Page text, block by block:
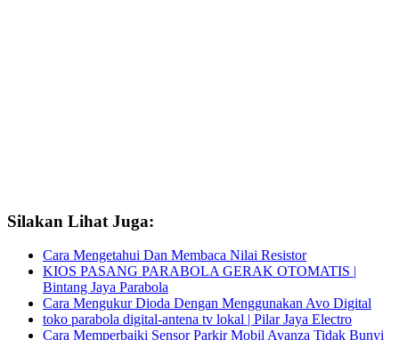
Silakan Lihat Juga:
Cara Mengetahui Dan Membaca Nilai Resistor
KIOS PASANG PARABOLA GERAK OTOMATIS |
Bintang Jaya Parabola
Cara Mengukur Dioda Dengan Menggunakan Avo Digital
toko parabola digital-antena tv lokal | Pilar Jaya Electro
Cara Memperbaiki Sensor Parkir Mobil Avanza Tidak Bunyi